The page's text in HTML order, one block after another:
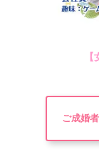
ご成婚